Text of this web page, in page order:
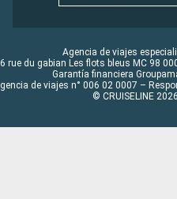
Agencia de viajes
rue du gabian Les flots bleus MC 98
Garantía financiera
de viajes n° 006 02 0007 –
© CRUISELINE